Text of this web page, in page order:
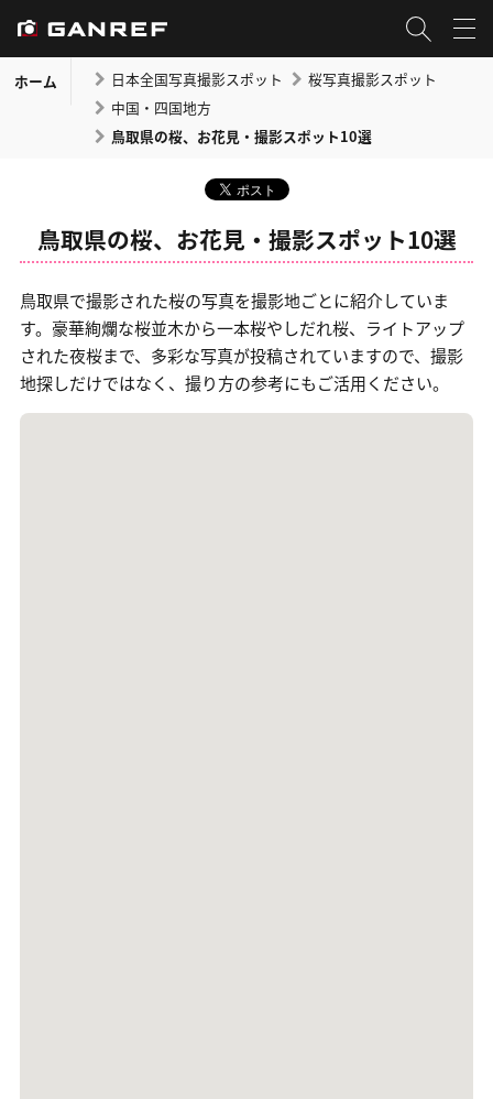
ホーム 日本全国写真撮影スポット
桜写真撮影スポット
中国・四国地方
鳥取県の桜、お花見・撮影スポット10選
鳥取県の桜、お花見・撮影スポット10選
鳥取県で撮影された桜の写真を撮影地ごとに紹介していま
す。豪華絢爛な桜並木から一本桜やしだれ桜、ライトアップ
された夜桜まで、多彩な写真が投稿されていますので、撮影
地探しだけではなく、撮り方の参考にもご活用ください。